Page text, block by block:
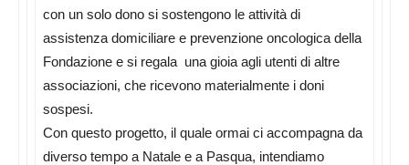
con un solo dono si sostengono le attività di
assistenza domiciliare e prevenzione oncologica della
Fondazione e si regala una gioia agli utenti di altre
associazioni, che ricevono materialmente i doni
sospesi.
Con questo progetto, il quale ormai ci accompagna da
diverso tempo a Natale e a Pasqua, intendiamo